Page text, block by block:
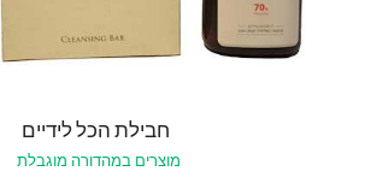
חבילת הכל לידיים
מוצרים במהדורה מוגבלת